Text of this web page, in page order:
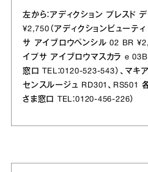
左から：アディクション プレスド
¥2,750（アディクションビューテ
サ アイブロウペンシル 02 BR
イプサ アイブロウマスカラ e
窓口 TEL：0120-523-543）、マキ
センスルージュ RD301、RS501
さま窓口 TEL：0120-456-226）